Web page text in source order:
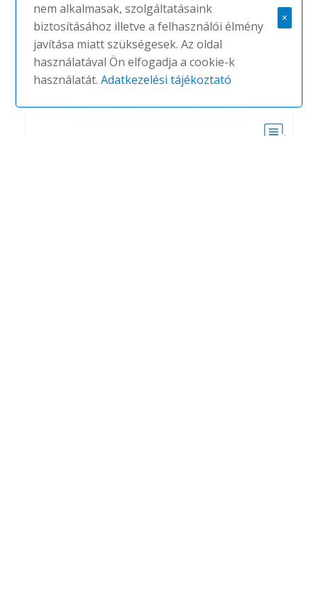
nem alkalmasak, szolgáltatásaink
biztosításához illetve a felhasználói élmény
javítása miatt szükségesek. Az oldal
használatával Ön elfogadja a cookie-k
használatát.Adatkezelési tájékoztató
×